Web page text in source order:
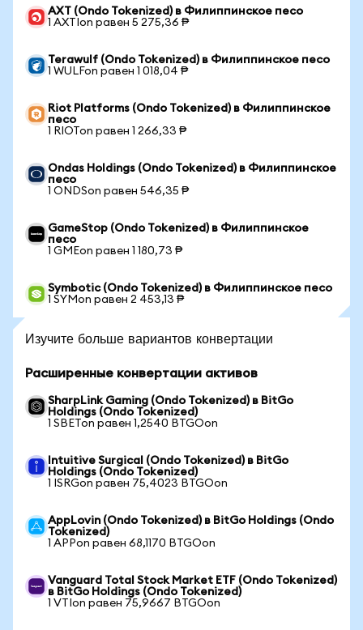
AXT (Ondo Tokenized) в Филиппинское песо
1 AXTIon равен 5 275,36 ₱
Terawulf (Ondo Tokenized) в Филиппинское песо
1 WULFon равен 1 018,04 ₱
Riot Platforms (Ondo Tokenized) в Филиппинское
песо
1 RIOTon равен 1 266,33 ₱
Ondas Holdings (Ondo Tokenized) в Филиппинское
песо
1 ONDSon равен 546,35 ₱
GameStop (Ondo Tokenized) в Филиппинское
песо
1 GMEon равен 1 180,73 ₱
Symbotic (Ondo Tokenized) в Филиппинское песо
1 SYMon равен 2 453,13 ₱
Изучите больше вариантов конвертации
Расширенные конвертации активов
SharpLink Gaming (Ondo Tokenized) в BitGo
Holdings (Ondo Tokenized)
1 SBETon равен 1,2540 BTGOon
Intuitive Surgical (Ondo Tokenized) в BitGo
Holdings (Ondo Tokenized)
1 ISRGon равен 75,4023 BTGOon
AppLovin (Ondo Tokenized) в BitGo Holdings (Ondo
Tokenized)
1 APPon равен 68,1170 BTGOon
Vanguard Total Stock Market ETF (Ondo Tokenized)
в BitGo Holdings (Ondo Tokenized)
1 VTIon равен 75,9667 BTGOon